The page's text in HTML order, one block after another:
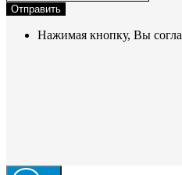
Отправить
Нажимая кнопку, Вы